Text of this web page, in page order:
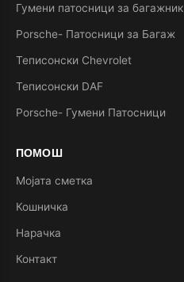
Гумени патосници за багажник
Porsche- Патосници за Багаж
Теписонски Chevrolet
Теписонски DAF
Porsche- Гумени Патосници
ПОМОШ
Мојата сметка
Кошничка
Нарачка
Контакт